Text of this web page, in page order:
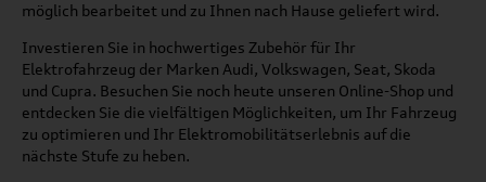
möglich bearbeitet und zu Ihnen nach Hause geliefert wird.
Investieren Sie in hochwertiges Zubehör für Ihr
Elektrofahrzeug der Marken Audi, Volkswagen, Seat, Skoda
und Cupra. Besuchen Sie noch heute unseren Online-Shop und
entdecken Sie die vielfältigen Möglichkeiten, um Ihr Fahrzeug
zu optimieren und Ihr Elektromobilitätserlebnis auf die
nächste Stufe zu heben.